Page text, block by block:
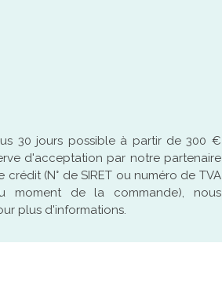
30 jours possible à partir de 300 €
d'acceptation par notre partenaire
crédit (N° de SIRET ou numéro de TVA
moment de la commande), nous
plus d'informations.